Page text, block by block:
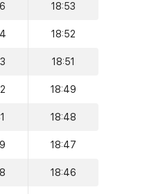
18:53
18:52
18:51
18:49
18:48
18:47
18:46